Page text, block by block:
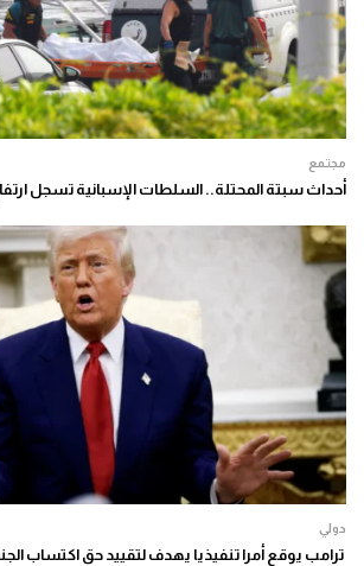
مجتمع
أحداث سبتة المحتلة.. السلطات الإسبانية تسجل ارتفاع
دولي
ترامب يوقع أمرا تنفيذيا يهدف لتقييد حق اكتساب